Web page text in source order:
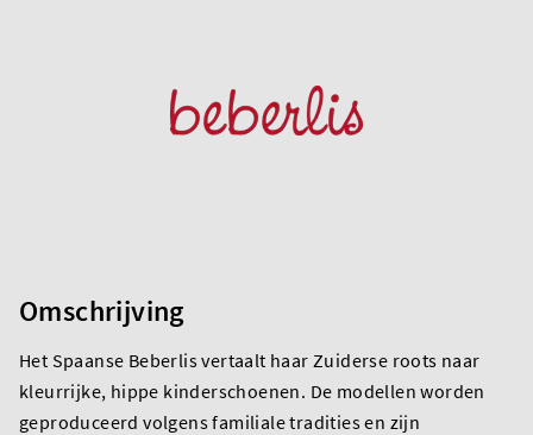
Omschrijving
Het Spaanse Beberlis vertaalt haar Zuiderse roots naar
kleurrijke, hippe kinderschoenen. De modellen worden
geproduceerd volgens familiale tradities en zijn